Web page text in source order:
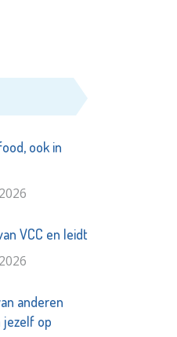
ook in
VCC en leidt
anderen
jezelf op